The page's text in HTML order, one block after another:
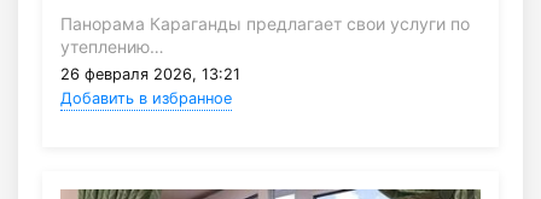
Панорама Караганды предлагает свои услуги по
утеплению…
26 февраля 2026, 13:21
Добавить в избранное